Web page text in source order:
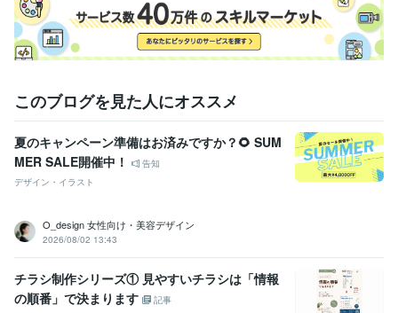
このブログを見た人にオススメ
夏のキャンペーン準備はお済みですか？🌻 SUM
MER SALE開催中！
告知
デザイン・イラスト
O_design 女性向け・美容デザイン
2026/08/02 13:43
チラシ制作シリーズ① 見やすいチラシは「情報
の順番」で決まります
記事